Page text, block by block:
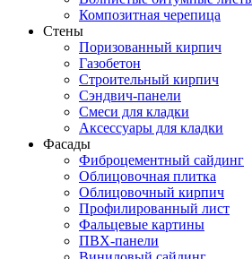
Композитная черепица
Стены
Поризованный кирпич
Газобетон
Строительный кирпич
Сэндвич-панели
Смеси для кладки
Аксессуары для кладки
Фасады
Фиброцементный сайдинг
Облицовочная плитка
Облицовочный кирпич
Профилированный лист
Фальцевые картины
ПВХ-панели